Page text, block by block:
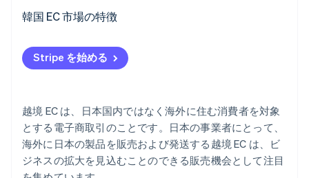
韓国の法人格が必要な場合がある
越境 EC では販売できないアイテムがある
MZ世代を対象としたさまざまな取り組み
韓国ファッション・K ビューティーの海外進出
韓国 EC 市場の特徴
Stripe を始める
越境 EC は、日本国内ではなく海外に住む消費者を対象
とする電子商取引のことです。日本の事業者にとって、
海外に日本の製品を販売および発送する越境 EC は、ビ
ジネスの拡大を見込むことのできる販売機会として注目